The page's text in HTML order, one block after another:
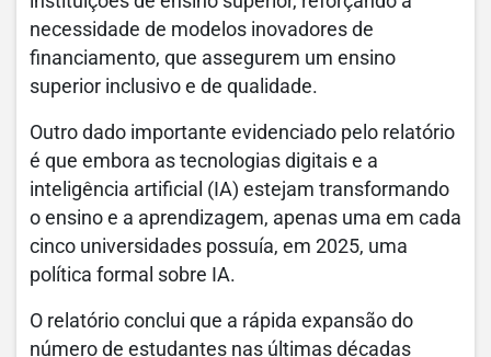
necessidade de modelos inovadores de
financiamento, que assegurem um ensino
superior inclusivo e de qualidade.
Outro dado importante evidenciado pelo relatório
é que embora as tecnologias digitais e a
inteligência artificial (IA) estejam transformando
o ensino e a aprendizagem, apenas uma em cada
cinco universidades possuía, em 2025, uma
política formal sobre IA.
O relatório conclui que a rápida expansão do
número de estudantes nas últimas décadas